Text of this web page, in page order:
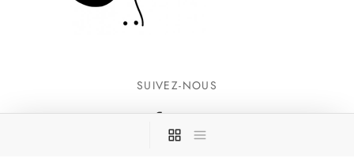
SUIVEZ-NOUS